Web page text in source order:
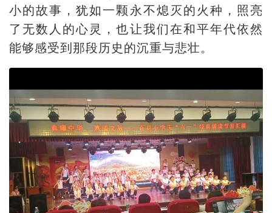
小的故事，犹如一颗永不熄灭的火种，照亮
了无数人的心灵，也让我们在和平年代依然
能够感受到那段历史的沉重与悲壮。